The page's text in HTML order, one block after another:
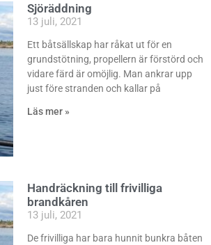
Sjöräddning
13 juli, 2021
Ett båtsällskap har råkat ut för en
grundstötning, propellern är förstörd och
vidare färd är omöjlig. Man ankrar upp
just före stranden och kallar på
Läs mer »
Handräckning till frivilliga
brandkåren
13 juli, 2021
De frivilliga har bara hunnit bunkra båten